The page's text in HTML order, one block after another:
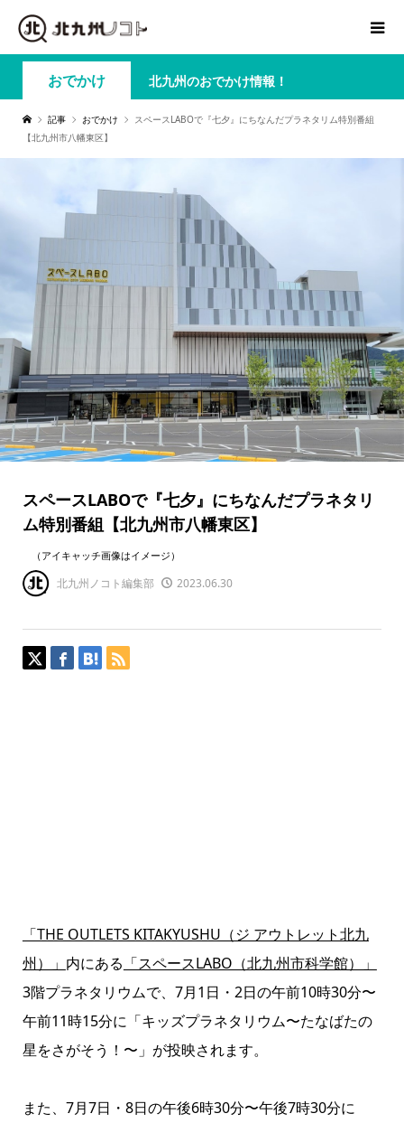
おでかけ 北九州のおでかけ情報！
記事 おでかけ
スペースLABOで『七夕』にちなんだプラネタリム特別番組
【北九州市八幡東区】
スペースLABOで『七夕』にちなんだプラネタリ
ム特別番組【北九州市八幡東区】
（アイキャッチ画像はイメージ）
北九州ノコト編集部 2023.06.30
「THE OUTLETS KITAKYUSHU（ジ アウトレット北九
州）」 内にある 「スペースLABO（北九州市科学館）」
3階プラネタリウムで、7月1日・2日の午前10時30分〜
午前11時15分に「キッズプラネタリウム〜たなばたの
星をさがそう！〜」が投映されます。
また、7月7日・8日の午後6時30分〜午後7時30分に